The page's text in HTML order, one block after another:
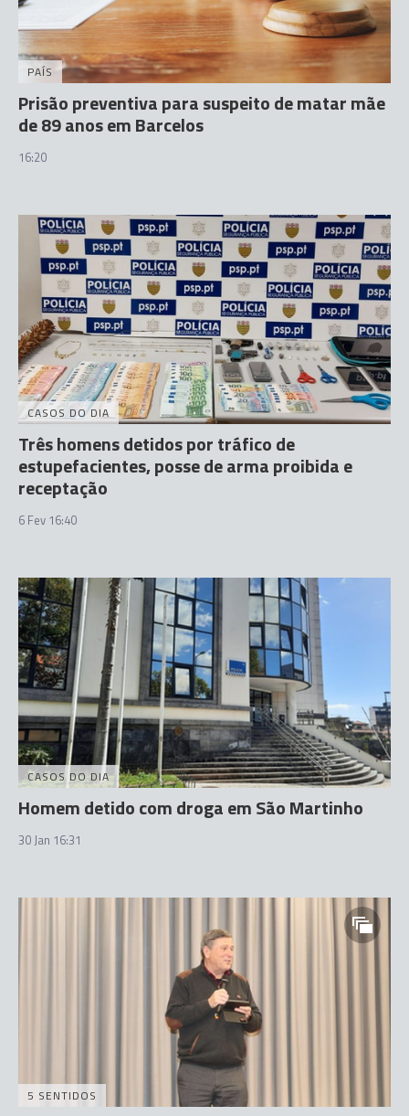
PAÍS
Prisão preventiva para suspeito de matar mãe
de 89 anos em Barcelos
16:20
CASOS DO DIA
Três homens detidos por tráfico de
estupefacientes, posse de arma proibida e
receptação
6 Fev 16:40
CASOS DO DIA
Homem detido com droga em São Martinho
30 Jan 16:31
5 SENTIDOS